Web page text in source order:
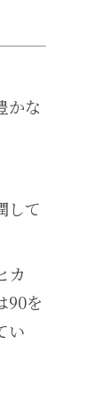
かな
して
カ
90を
い